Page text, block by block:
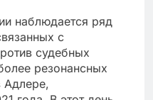
наблюдается ряд
с
судебных
резонансных
Адлере,